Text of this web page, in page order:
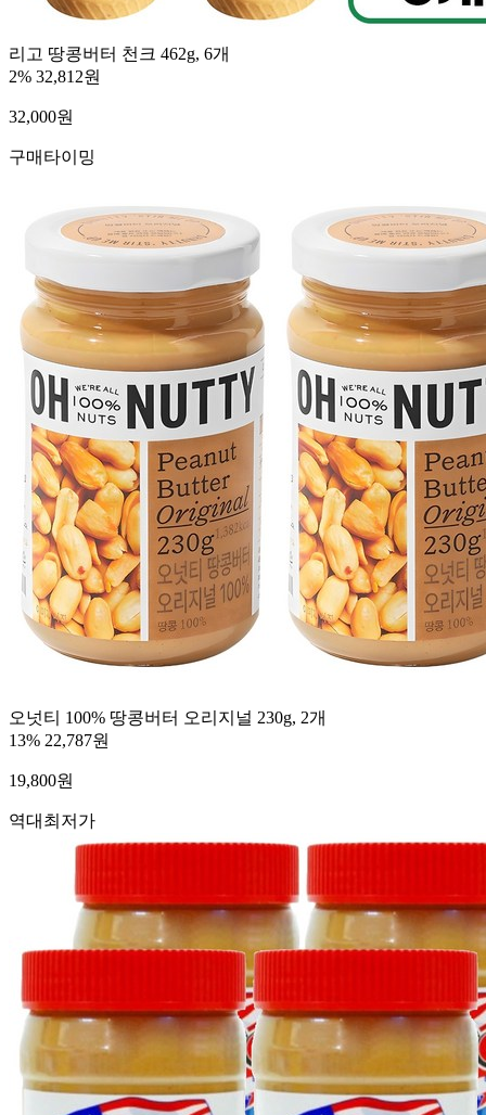
리고 땅콩버터 천크 462g, 6개
2% 32,812원
32,000원
구매타이밍
오넛티 100% 땅콩버터 오리지널 230g, 2개
13% 22,787원
19,800원
역대최저가